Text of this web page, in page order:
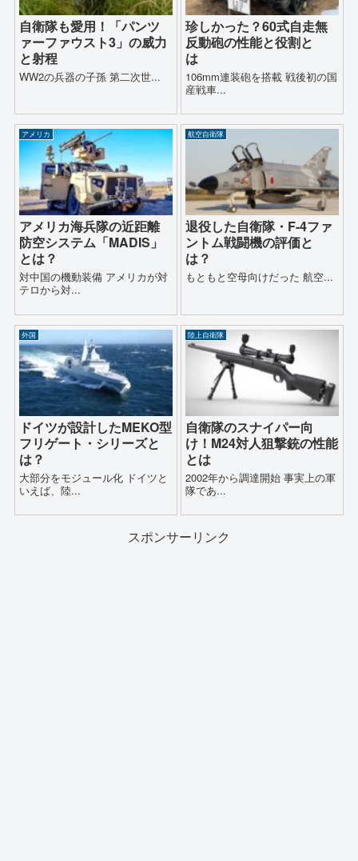
自衛隊も愛用！「パンツ
ァーファウスト3」の威力
と射程
WW2の兵器の子孫 第二次世...
珍しかった？60式自走無
反動砲の性能と役割と
は
106mm連装砲を搭載 戦後初の国
産戦車...
アメリカ
アメリカ海兵隊の近距離
防空システム「MADIS」
とは？
対中国の機動装備 アメリカが対
テロから対...
航空自衛隊
退役した自衛隊・F-4ファ
ントム戦闘機の評価と
は？
もともと空母向けだった 航空...
外国
ドイツが設計したMEKO型
フリゲート・シリーズと
は？
大部分をモジュール化 ドイツと
いえば、陸...
陸上自衛隊
自衛隊のスナイパー向
け！M24対人狙撃銃の性能
とは
2002年から調達開始 事実上の軍
隊であ...
スポンサーリンク